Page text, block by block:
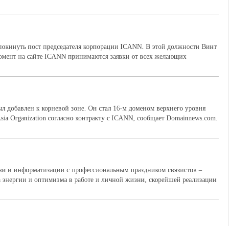
пост председателя корпорации ICANN. В этой должности Винт
на сайте ICANN принимаются заявки от всех желающих
добавлен к корневой зоне. Он стал 16-м доменом верхнего уровня
согласно контракту с ICANN, сообщает Domainnews.com.
и информатизации с профессиональным праздником связистов –
и оптимизма в работе и личной жизни, скорейшей реализации